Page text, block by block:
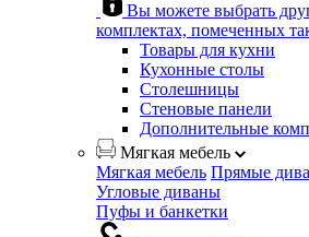
Вы можете выбрать
комплектах, помеченных
Товары для кухни
Кухонные столы
Столешницы
Стеновые панели
Дополнительные
Мягкая мебель
Мягкая мебель Прямые
Угловые диваны
Пуфы и банкетки